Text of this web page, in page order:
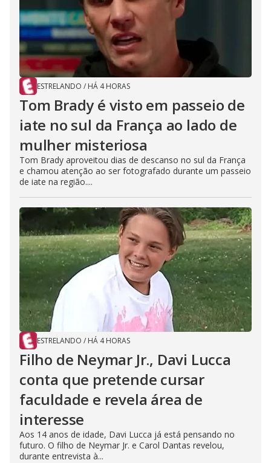
ESTRELANDO / HÁ 4 HORAS
Tom Brady é visto em passeio de
iate no sul da França ao lado de
mulher misteriosa
Tom Brady aproveitou dias de descanso no sul da França
e chamou atenção ao ser fotografado durante um passeio
de iate na região....
ESTRELANDO / HÁ 4 HORAS
Filho de Neymar Jr., Davi Lucca
conta que pretende cursar
faculdade e revela área de
interesse
Aos 14 anos de idade, Davi Lucca já está pensando no
futuro. O filho de Neymar Jr. e Carol Dantas revelou,
durante entrevista à...